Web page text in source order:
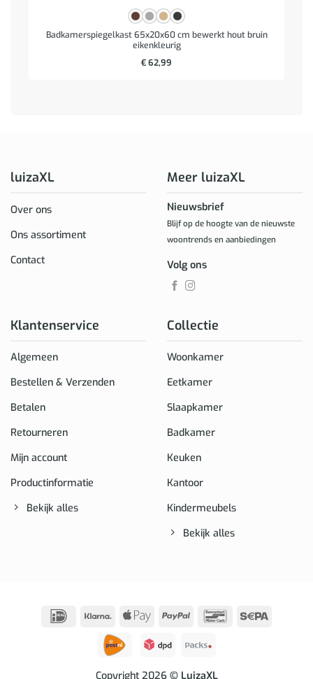
Badkamerspiegelkast 65x20x60 cm bewerkt hout bruin
eikenkleurig
€62,99
luizaXL
Over ons
Ons assortiment
Contact
Klantenservice
Algemeen
Bestellen & Verzenden
Betalen
Retourneren
Mijn account
Productinformatie
Bekijk alles
Collectie
Woonkamer
Eetkamer
Slaapkamer
Badkamer
Keuken
Kantoor
Kindermeubels
Bekijk alles
Meer luizaXL
Nieuwsbrief
Blijf op de hoogte van de nieuwste
woontrends en aanbiedingen
Volg ons
IDeal Klarna
Apple
PayPal BancontactSepa
Copyright 2026 © LuizaXL